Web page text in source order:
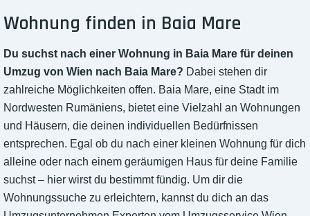
Wohnung finden in Baia Mare
Du suchst nach einer Wohnung in Baia Mare für deinen
Umzug von Wien nach Baia Mare? Dabei stehen dir
zahlreiche Möglichkeiten offen. Baia Mare, eine Stadt im
Nordwesten Rumäniens, bietet eine Vielzahl an Wohnungen
und Häusern, die deinen individuellen Bedürfnissen
entsprechen. Egal ob du nach einer kleinen Wohnung für dich
alleine oder nach einem geräumigen Haus für deine Familie
suchst – hier wirst du bestimmt fündig. Um dir die
Wohnungssuche zu erleichtern, kannst du dich an das